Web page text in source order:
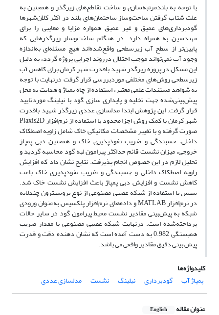
با توجه به بلندمرتبه‌سازی و ساخت تقاطع‌های زیرگذر و همچنین به
علت شتاب گرفتن ساخت‌وساز ساختمان‌های بلند در اکثر کلان‌شهرها
گودبرداری‌های عمیق و غیر عمیق همواره مزایا و معایبی را برای
مهندسین به همراه دارد. در هنگام ساخت‌وساز زیرگذرهایی که
پایین‌تر از سطح آب زیرسطحی واقع‌شده‌اند هیچ مسئله‌ای به‌اندازه
وجود آب نمی‌تواند موجب اختلال درروند اجرایی پروژه گردد، به دلیل
این مشکل در پروژه زیرگذر شهید باقدرت شهر کرمان برای کاهش آب
زیرسطحی روش‌های مختلفی موردبررسی قرار گرفت درنهایت با توجه
به شواهد مستندات علمی معتبر، استفاده از چاه پمپاژ و هدایت به محل
پیش‌بینی‌شده جهت تخلیه و پایداری سازی گود با نیلینگ موردتایید
قرار گرفت. این پژوهش ابتدا مدلسازی عددی زیرگذر شهید باقدرت
شهر کرمان با کمک روش اجزا محدود با استفاده از نرم‌افزار Plaxis2D
صورت گرفته و با تغییر مشخصات مکانیکی خاک شامل زاویه اصطکاک
داخلی، چسبندگی و ضریب نفوذپذیری خاک و همچنین دبی پمپاژ
خروجی، میزان نشست قائم حداکثر پیرامون لبه گود محاسبه گردید و
تحلیل لازم در این خصوص انجام پذیرفت. نتایج نشان داد که افزایش
زاویه اصطکاک داخلی و چسبندگی و ضریب نفوذپذیری خاک باعث
کاهش نشست و افزایش دبی پمپاژ باعث افزایش نشست خاک شد.
سپس با استفاده از شبکه عصبی مصنوعی از نوع پروسپترون چندلایه
در نرم‌افزار MATLAB و داده‌های نرم‌افزار پلکسیس به‌عنوان ورودی
شبکه به پیش‌بینی مقادیر نشست محیط پیرامون گود در سایر حالات
پرداخته‌شده است. درنهایت شبکه عصبی مصنوعی با مقدار ضریب
همبستگی 0.982 به دست آمده است که نشان دهنده دقت و قدرت
پیش بینی دقیق مقادیر واقعی می باشد.
کلیدواژه‌ها
پمپاژ آب
گودبرداری نیلینگ نشست مدلسازی عددی
عنوان مقاله English